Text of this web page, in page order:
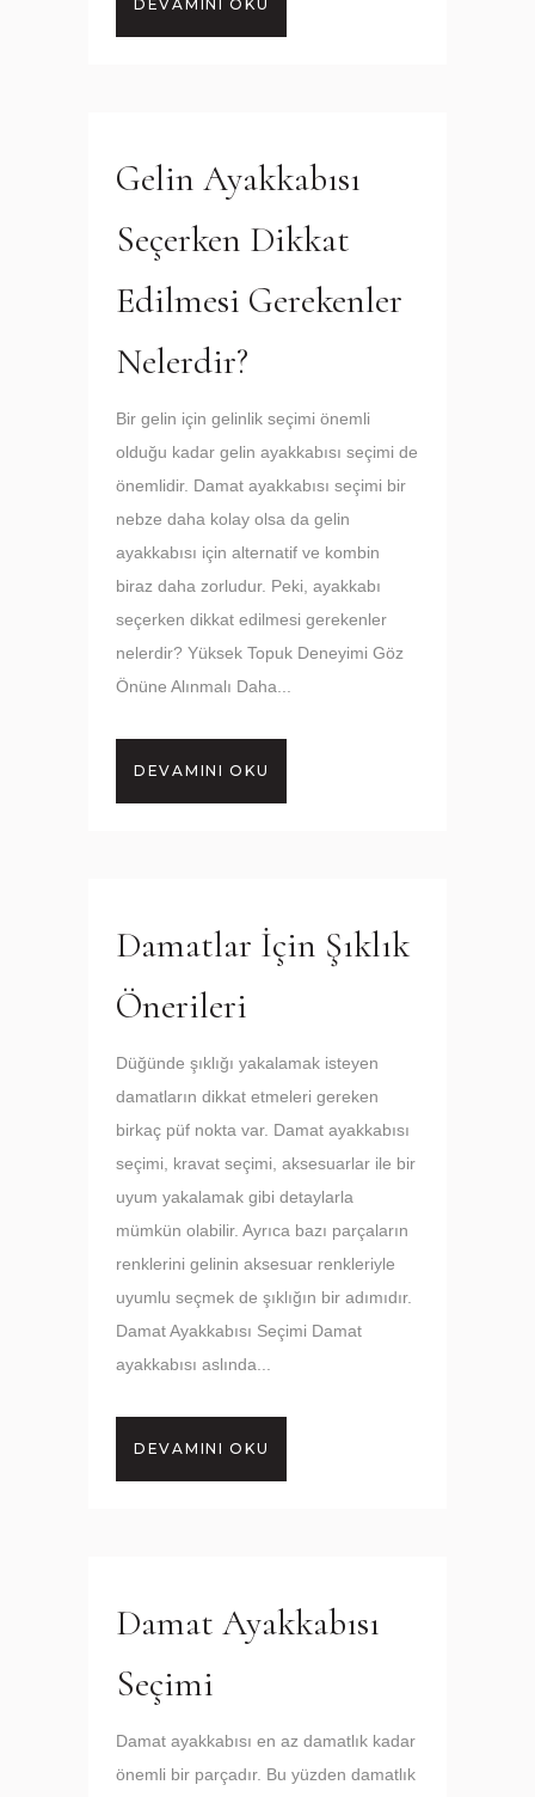
DEVAMINI OKU
Gelin Ayakkabısı
Seçerken Dikkat
Edilmesi Gerekenler
Nelerdir?
Bir gelin için gelinlik seçimi önemli
olduğu kadar gelin ayakkabısı seçimi de
önemlidir. Damat ayakkabısı seçimi bir
nebze daha kolay olsa da gelin
ayakkabısı için alternatif ve kombin
biraz daha zorludur. Peki, ayakkabı
seçerken dikkat edilmesi gerekenler
nelerdir? Yüksek Topuk Deneyimi Göz
Önüne Alınmalı Daha...
DEVAMINI OKU
Damatlar İçin Şıklık
Önerileri
Düğünde şıklığı yakalamak isteyen
damatların dikkat etmeleri gereken
birkaç püf nokta var. Damat ayakkabısı
seçimi, kravat seçimi, aksesuarlar ile bir
uyum yakalamak gibi detaylarla
mümkün olabilir. Ayrıca bazı parçaların
renklerini gelinin aksesuar renkleriyle
uyumlu seçmek de şıklığın bir adımıdır.
Damat Ayakkabısı Seçimi Damat
ayakkabısı aslında...
DEVAMINI OKU
Damat Ayakkabısı
Seçimi
Damat ayakkabısı en az damatlık kadar
önemli bir parçadır. Bu yüzden damatlık